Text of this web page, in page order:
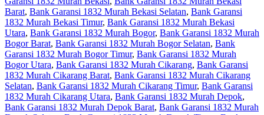
Barat, Bank Garansi 1832 Murah Bekasi Selatan, Bank Garansi
1832 Murah Bekasi Timur, Bank Garansi 1832 Murah Bekasi
Utara, Bank Garansi 1832 Murah Bogor, Bank Garansi 1832 Murah
Bogor Barat, Bank Garansi 1832 Murah Bogor Selatan, Bank
Garansi 1832 Murah Bogor Timur, Bank Garansi 1832 Murah
Bogor Utara, Bank Garansi 1832 Murah Cikarang, Bank Garansi
1832 Murah Cikarang Barat, Bank Garansi 1832 Murah Cikarang
Selatan, Bank Garansi 1832 Murah Cikarang Timur, Bank Garansi
1832 Murah Cikarang Utara, Bank Garansi 1832 Murah Depok,
Bank Garansi 1832 Murah Depok Barat, Bank Garansi 1832 Murah